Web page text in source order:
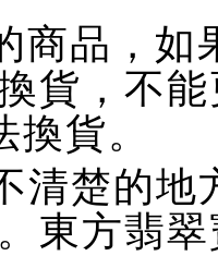
商品，
貨，不
貨。
清楚的地
東方翡